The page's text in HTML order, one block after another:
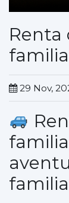
Renta
29 Nov,
familia